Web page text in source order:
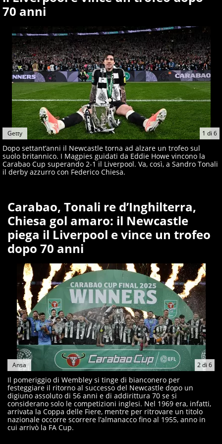
giornalisti ed esperti di sport abili sia nel gioco di
rimessa quando intercettano le notizie e le rilanciano
creano contenuti 100% originali ed esclusivi.
70 anni
1 di 6
Getty
Dopo settant’anni il Newcastle torna ad alzare un trofeo sul
suolo britannico. I Magpies guidati da Eddie Howe vincono la
Carabao Cup superando 2-1 il Liverpool. Va, così, a Sandro Tonali
il derby azzurro con Federico Chiesa.
Carabao, Tonali re d’Inghilterra,
Chiesa gol amaro: il Newcastle
piega il Liverpool e vince un trofeo
dopo 70 anni
2di 6
Ansa
Il pomeriggio di Wembley si tinge di bianconero per
festeggiare il ritorno al successo del Newcastle dopo un
digiuno assoluto di 56 anni e di addirittura 70 se si
considerano solo le competizioni inglesi. Nel 1969 era, infatti,
arrivata la Coppa delle Fiere, mentre per ritrovare un titolo
nazionale occorre scorrere l’almanacco fino al 1955, anno in
cui arrivò la FA Cup.